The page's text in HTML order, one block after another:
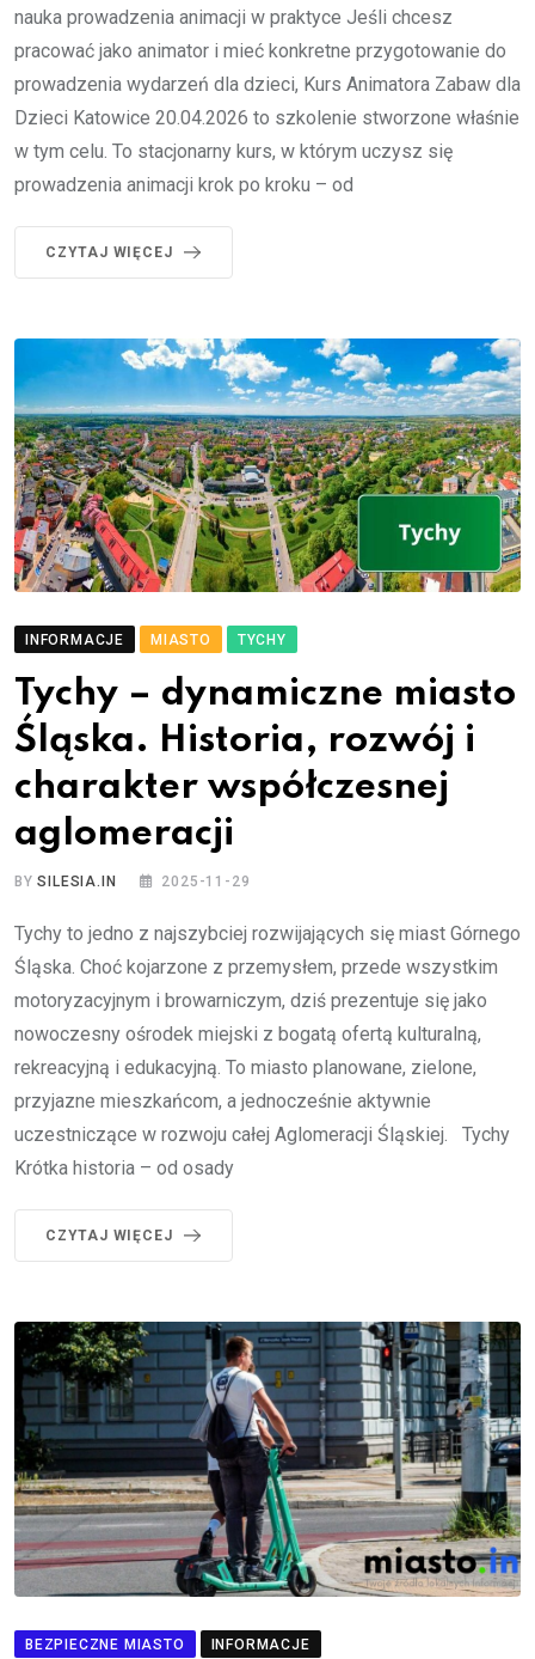
nauka prowadzenia animacji w praktyce Jeśli chcesz
pracować jako animator i mieć konkretne przygotowanie do
prowadzenia wydarzeń dla dzieci, Kurs Animatora Zabaw dla
Dzieci Katowice 20.04.2026 to szkolenie stworzone właśnie
w tym celu. To stacjonarny kurs, w którym uczysz się
prowadzenia animacji krok po kroku – od
CZYTAJ WIĘCEJ
INFORMACJE MIASTO TYCHY
Tychy – dynamiczne miasto
Śląska. Historia, rozwój i
charakter współczesnej
aglomeracji
BYSILESIA.IN 2025-11-29
Tychy to jedno z najszybciej rozwijających się miast Górnego
Śląska. Choć kojarzone z przemysłem, przede wszystkim
motoryzacyjnym i browarniczym, dziś prezentuje się jako
nowoczesny ośrodek miejski z bogatą ofertą kulturalną,
rekreacyjną i edukacyjną. To miasto planowane, zielone,
przyjazne mieszkańcom, a jednocześnie aktywnie
uczestniczące w rozwoju całej Aglomeracji Śląskiej. Tychy
Krótka historia – od osady
CZYTAJ WIĘCEJ
BEZPIECZNE MIASTO INFORMACJE